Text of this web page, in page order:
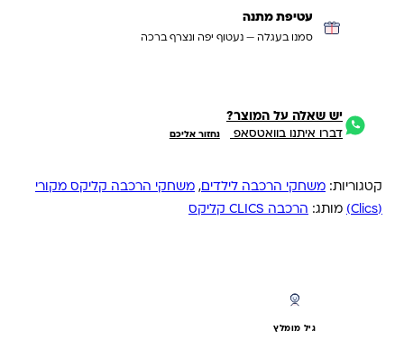
עטיפת מתנה
סמנו בעגלה — נעטוף יפה ונצרף ברכה
יש שאלה על המוצר?
דברו איתנו בוואטסאפ נחזור אליכם
קטגוריות: משחקי הרכבה לילדים, משחקי הרכבה קליקס מקורי
(Clics)
מותג: הרכבה CLICS קליקס
גיל מומלץ